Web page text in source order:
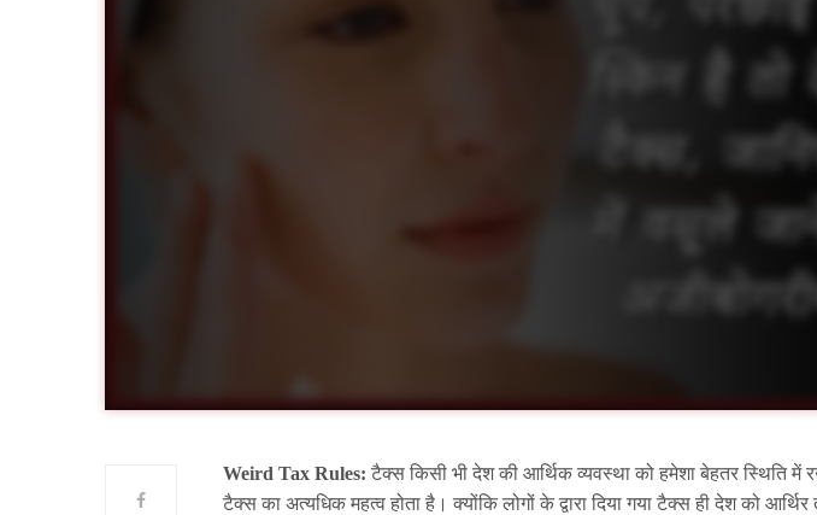
Weird Tax Rules: टैक्स किसी भी देश की आर्थिक व्यवस्था को हमेशा बेहतर स्थिति में
टैक्स का अत्यधिक महत्व होता है। क्योंकि लोगों के द्वारा दिया गया टैक्स ही देश को